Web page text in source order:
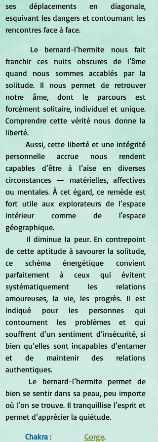
ses déplacements en diagonale,
esquivant les dangers et contournant les
rencontres face à face.
franchir ces nuits obscures de l’âme
quand nous sommes accablés par la
solitude. Il nous permet de retrouver
notre âme, dont le parcours est
forcément solitaire, individuel et unique.
Comprendre cette vérité nous donne la
liberté.
	Aussi, cette liberté et une intégrité
personnelle accrue nous rendent
capables d’être à l’aise en diverses
circonstances — matérielles, affectives
ou mentales. À cet égard, ce remède est
fort utile aux explorateurs de l’espace
intérieur comme de l'espace
géographique.
de cette aptitude à savourer la solitude,
ce schéma énergétique convient
parfaitement à ceux qui évitent
systématiquement les relations
amoureuses, la vie, les progrès. Il est
indiqué pour les personnes qui
contournent les problèmes et qui
souffrent d’un sentiment d’insécurité, si
bien qu’elles sont incapables d’entamer
et de maintenir des relations
authentiques.
bien se sentir dans sa peau, peu importe
où l’on se trouve. Il tranquillise l’esprit et
permet d’apprécier la quiétude.
Chakra
Gorge.